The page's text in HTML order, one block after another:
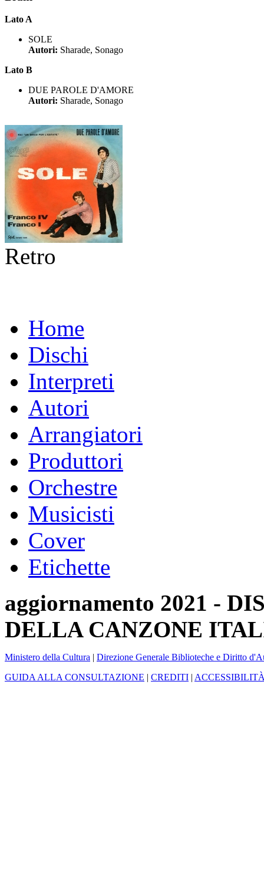
Lato A
SOLE
Autori: Sharade, Sonago
Lato B
DUE PAROLE D'AMORE
Autori: Sharade, Sonago
Retro
Home
Dischi
Interpreti
Autori
Arrangiatori
Produttori
Orchestre
Musicisti
Cover
Etichette
aggiornamento 2021 -
DELLA CANZONE
Ministero della Cultura | Direzione Generale Biblioteche e Diritto
GUIDA ALLA CONSULTAZIONE | CREDITI |